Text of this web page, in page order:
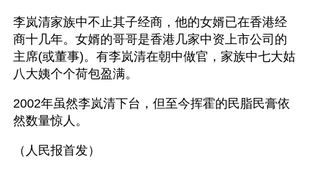
李岚清家族中不止其子经商，他的女婿已在香港经
商十几年。女婿的哥哥是香港几家中资上市公司的
主席(或董事)。有李岚清在朝中做官，家族中七大姑
八大姨个个荷包盈满。
2002年虽然李岚清下台，但至今挥霍的民脂民膏依
然数量惊人。
（人民报首发）